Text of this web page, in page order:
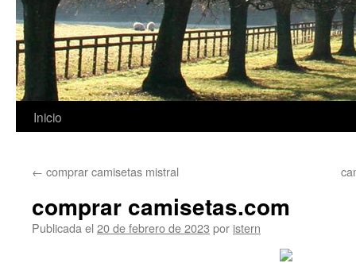
Saltar
contenido
Inicio
← comprar camisetas mistral
comprar camisetas.com
Publicada el 20 de febrero de 2023 por istern